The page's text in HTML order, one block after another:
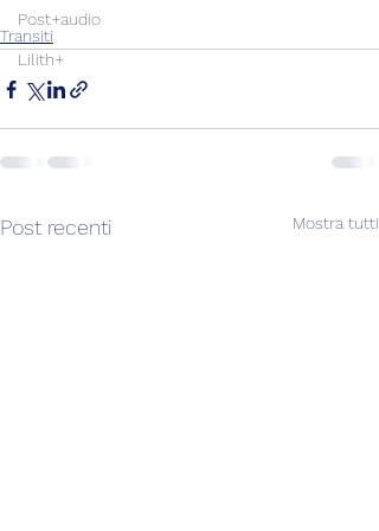
Post+audio
Lilith+
Transiti
Post recenti Mostra tutti